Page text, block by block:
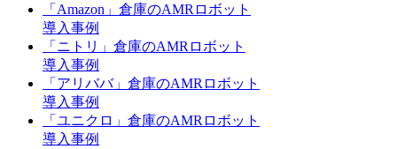
「Amazon」倉庫のAMRロボット
導入事例
「ニトリ」倉庫のAMRロボット
導入事例
「アリババ」倉庫のAMRロボット
導入事例
「ユニクロ」倉庫のAMRロボット
導入事例